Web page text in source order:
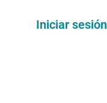
Iniciar sesión